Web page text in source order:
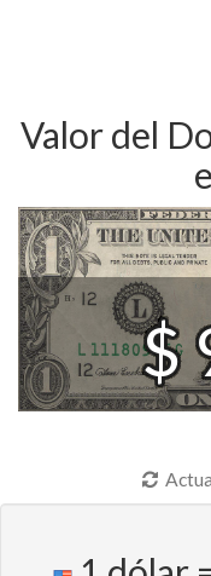
Valor del
$